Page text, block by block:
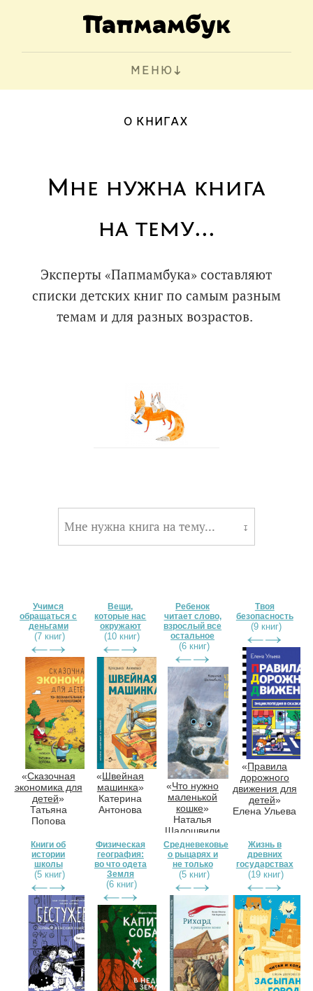
МЕНЮ
О КНИГАХ
Мне нужна книга
на тему...
Эксперты «Папмамбука» составляют
списки детских книг по самым разным
темам и для разных возрастов.
Мне нужна книга на тему... ↧
Учимся
обращаться с
деньгами
(7 книг)
«Сказочная
экономика для
детей»
Татьяна
Попова
Вещи,
которые нас
окружают
(10 книг)
«Швейная
машинка»
Катерина
Антонова
Ребенок
читает слово,
взрослый все
остальное
(6 книг)
«Что нужно
маленькой
кошке»
Наталья
Шалошвили
Твоя
безопасность
(9 книг)
«Правила
дорожного
движения для
детей»
Елена Ульева
Книги об
истории
школы
(5 книг)
Физическая
география:
во что одета
Земля
(6 книг)
Средневековье:
о рыцарях и
не только
(5 книг)
Жизнь в
древних
государствах
(19 книг)